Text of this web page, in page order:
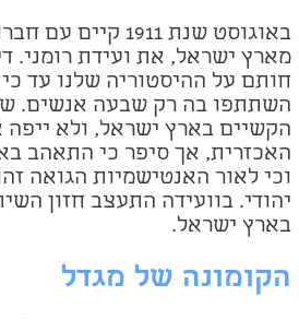
באוגוסט שנת 1911
מארץ ישראל, את ועידת רומני.
חותם על ההיסטוריה שלנו עד
השתתפו בה רק שבעה אנשים.
הקשיים בארץ ישראל, ולא
האכזרית, אך סיפר כי התאהב
וכי לאור האנטישמיות הגואה
יהודי. בוועידה התעצב חזון
בארץ ישראל.
הקומונה של מגדל